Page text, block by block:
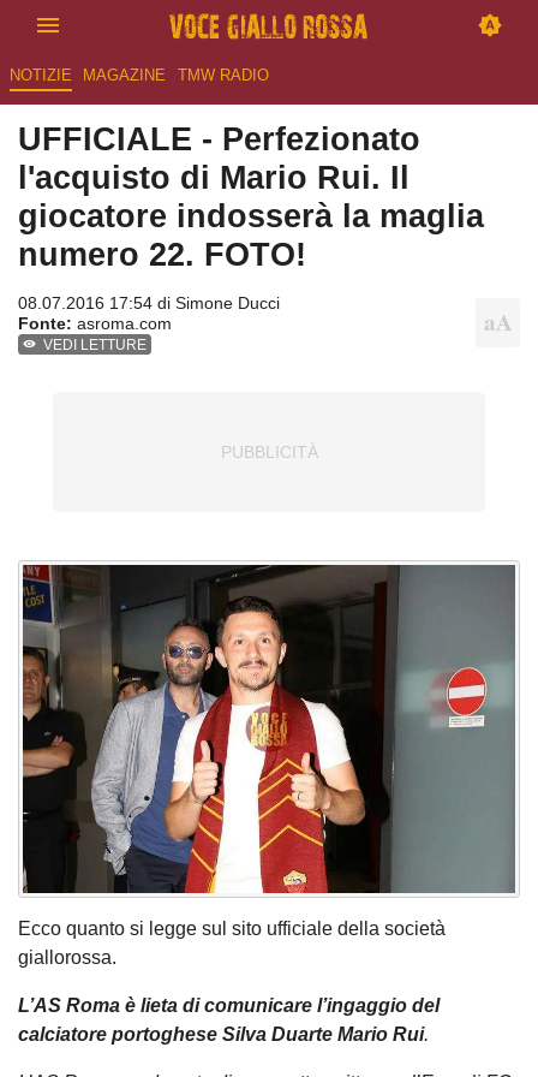
NOTIZIE MAGAZINE TMW RADIO
UFFICIALE - Perfezionato
l'acquisto di Mario Rui. Il
giocatore indosserà la maglia
numero 22. FOTO!
08.07.2016 17:54 di Simone Ducci
Fonte: asroma.com
VEDI LETTURE
Ecco quanto si legge sul sito ufficiale della società
giallorossa.
L’AS Roma è lieta di comunicare l’ingaggio del
calciatore portoghese Silva Duarte Mario Rui.